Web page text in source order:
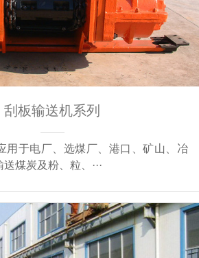
刮板输送机系列
用于电厂、选煤厂、港口、矿山、冶
煤炭及粉、粒、···